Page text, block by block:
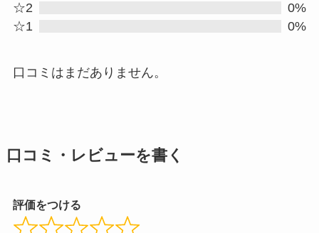
☆2
0%
☆1
0%
口コミはまだありません。
口コミ・レビューを書く
評価をつける